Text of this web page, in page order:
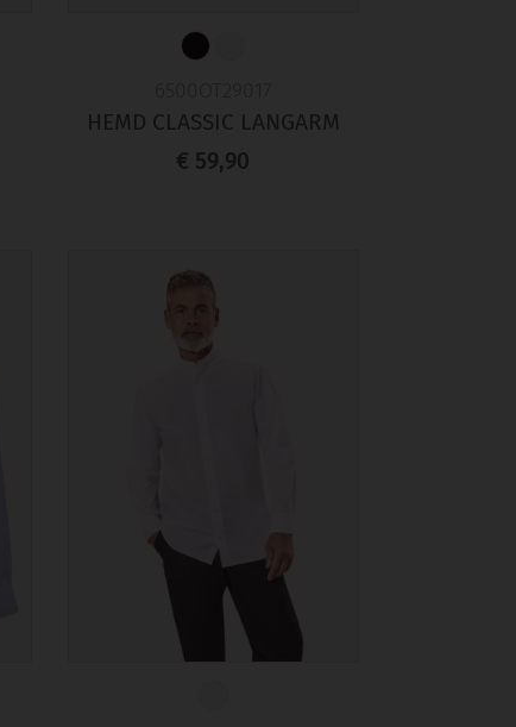
HEMD CLASSIC LANGARM
€ 59,90